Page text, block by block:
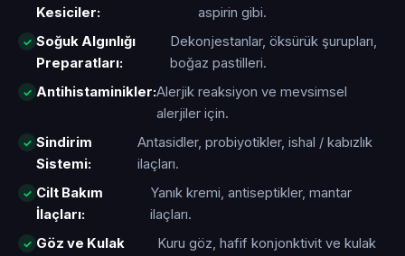
Kesiciler:
aspirin gibi.
Soğuk Algınlığı
Preparatları:
Dekonjestanlar, öksürük şurupları,
boğaz pastilleri.
Antihistaminikler:Alerjik reaksiyon ve mevsimsel
alerjiler için.
Sindirim
Sistemi:
Antasidler, probiyotikler, ishal / kabızlık
ilaçları.
Cilt Bakım
İlaçları:
Yanık kremi, antiseptikler, mantar
ilaçları.
Göz ve Kulak
Kuru göz, hafif konjonktivit ve kulak